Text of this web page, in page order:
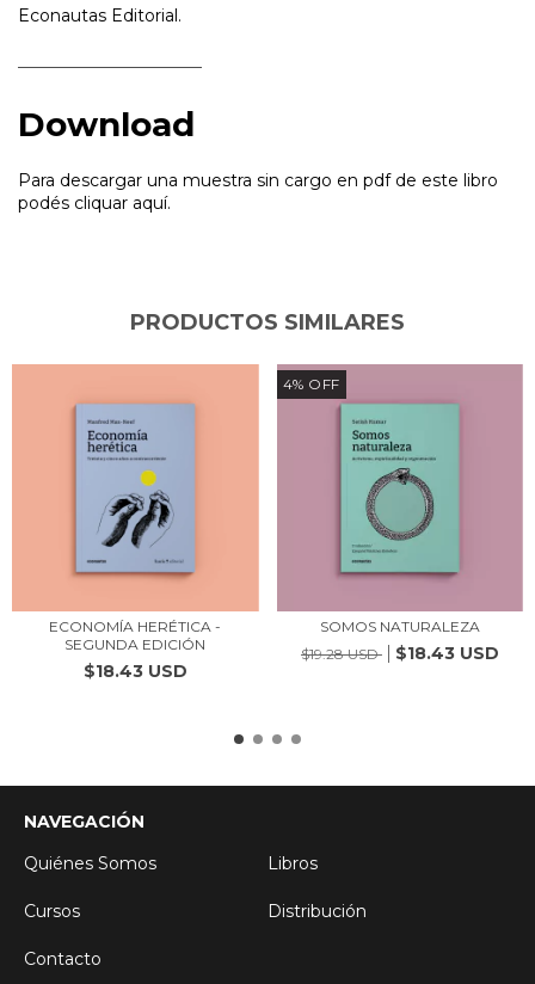
Econautas Editorial.
––––––––––––––––––––––
Download
Para descargar una muestra sin cargo en pdf de este libro
podés cliquar aquí.
PRODUCTOS SIMILARES
ECONOMÍA HERÉTICA -
SEGUNDA EDICIÓN
$18.43 USD
4% OFF
SOMOS NATURALEZA
$19.28 USD
$18.43 USD
NAVEGACIÓN
Quiénes Somos
Libros
Cursos Distribución
Contacto